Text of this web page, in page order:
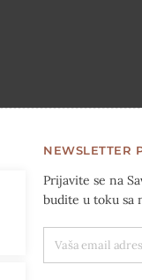
NEWSLETTER
Prijavite se na
budite u toku sa
VAŠA EMAIL ADRESA